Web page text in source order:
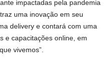
impactadas pela pandemia
uma inovação em seu
delivery e contará com uma
e capacitações online, em
vivemos”.